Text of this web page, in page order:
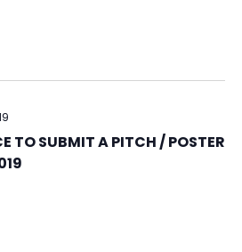
TO SUBMIT A PITCH / POSTER